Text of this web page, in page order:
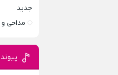
جدید
مداحی